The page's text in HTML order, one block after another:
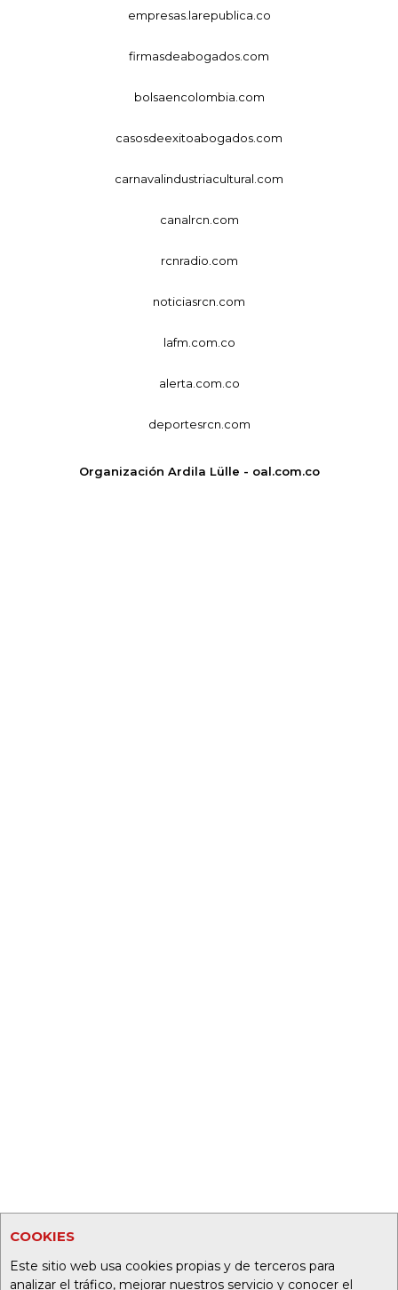
COOKIES
Este sitio web usa cookies propias y de terceros para
analizar el tráfico, mejorar nuestros servicio y conocer el
empresas.larepublica.co
firmasdeabogados.com
bolsaencolombia.com
casosdeexitoabogados.com
carnavalindustriacultural.com
canalrcn.com
rcnradio.com
noticiasrcn.com
lafm.com.co
alerta.com.co
deportesrcn.com
Organización Ardila Lülle - oal.com.co